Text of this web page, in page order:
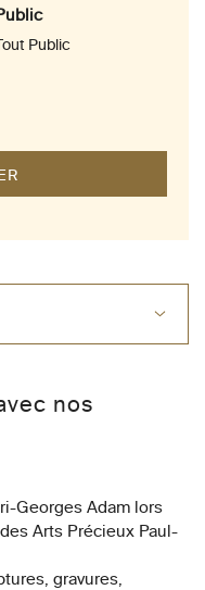
Tout Public
nos
Georges Adam lors
Arts Précieux Paul-
gravures,